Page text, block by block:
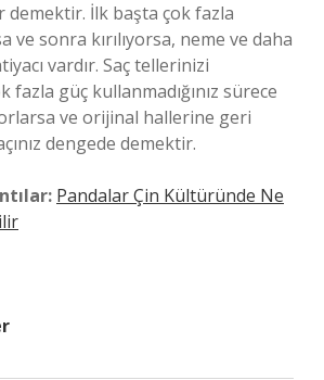
demektir. İlk başta çok fazla
ve sonra kırılıyorsa, neme ve daha
vardır. Saç tellerinizi
fazla güç kullanmadığınız sürece
ve orijinal hallerine geri
dengede demektir.
Pandalar Çin Kültüründe Ne